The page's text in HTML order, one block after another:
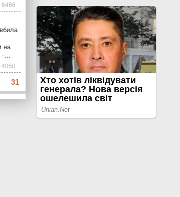
6486
на
-…
4050
31